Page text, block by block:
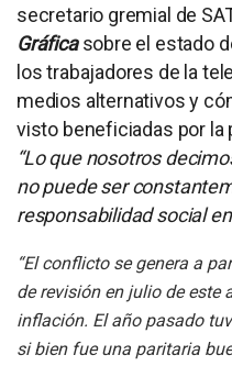
secretario gremial de
Gráficasobre el estado
los trabajadores de la
medios alternativos y
visto beneficiadas por la
“Lo que nosotros
no puede ser
responsabilidad social
“El conflicto se genera a
de revisión en julio de este
inflación. El año pasado
si bien fue una paritaria